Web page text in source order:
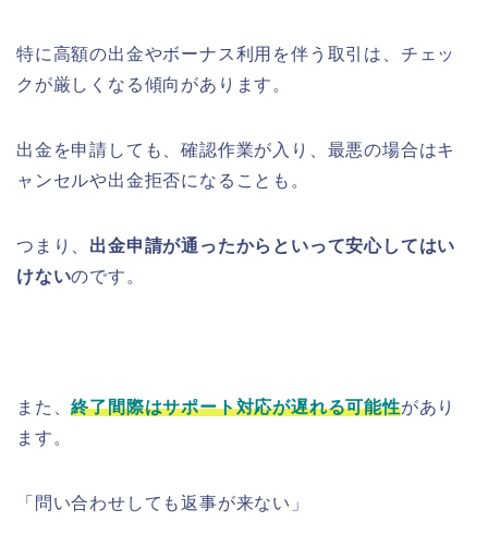
特に高額の出金やボーナス利用を伴う取引は、チェッ
クが厳しくなる傾向があります。
出金を申請しても、確認作業が入り、最悪の場合はキ
ャンセルや出金拒否になることも。
つまり、 出金申請が通ったからといって安心してはい
けないのです。
また、終了間際はサポート対応が遅れる可能性があり
ます。
「問い合わせしても返事が来ない」